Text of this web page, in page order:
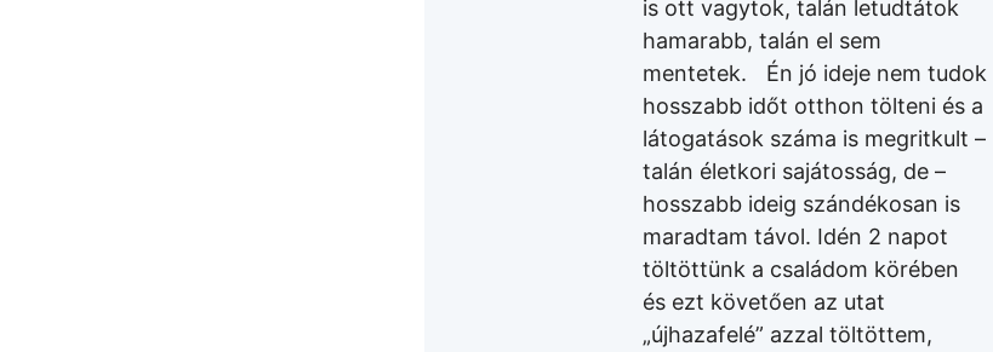
is ott vagytok, talán letudtátok
hamarabb, talán el sem
mentetek. Én jó ideje nem tudok
hosszabb időt otthon tölteni és a
látogatások száma is megritkult –
talán életkori sajátosság, de –
hosszabb ideig szándékosan is
maradtam távol. Idén 2 napot
töltöttünk a családom körében
és ezt követően az utat
„újhazafelé” azzal töltöttem,